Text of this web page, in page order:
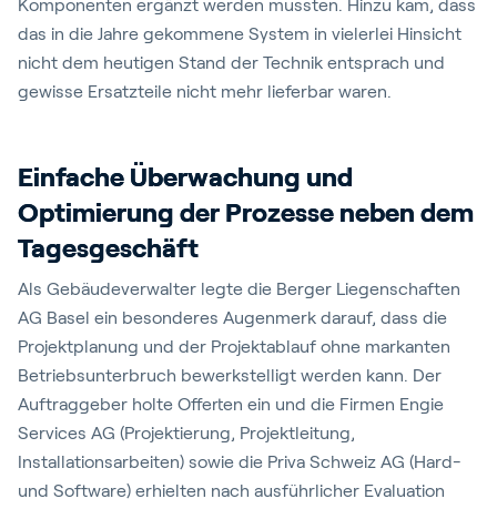
Komponenten ergänzt werden mussten. Hinzu kam, dass
das in die Jahre gekommene System in vielerlei Hinsicht
nicht dem heutigen Stand der Technik entsprach und
gewisse Ersatzteile nicht mehr lieferbar waren.
Einfache Überwachung und
Optimierung der Prozesse neben dem
Tagesgeschäft
Als Gebäudeverwalter legte die Berger Liegenschaften
AG Basel ein besonderes Augenmerk darauf, dass die
Projektplanung und der Projektablauf ohne markanten
Betriebsunterbruch bewerkstelligt werden kann. Der
Auftraggeber holte Offerten ein und die Firmen Engie
Services AG (Projektierung, Projektleitung,
Installationsarbeiten) sowie die Priva Schweiz AG (Hard-
und Software) erhielten nach ausführlicher Evaluation